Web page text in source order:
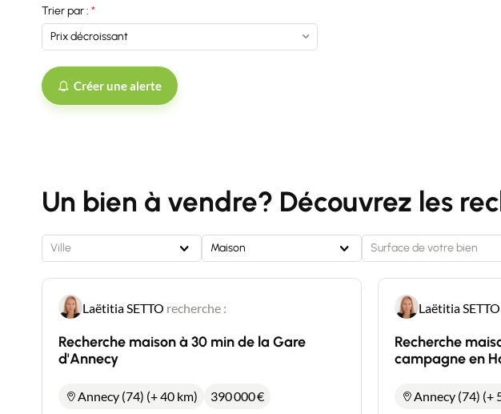
Trier par :
Créer une alerte
Un bien à vendre? Découvrez les
Ville Maison
Laëtitia SETTO recherche :
Recherche maison à 30 min de la Gare
d'Annecy
Annecy (74) (+ 40 km) 390 000€
Laëtitia SETTO
Recherche
campagne en
Annecy (74) (+